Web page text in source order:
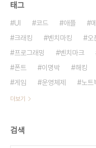
태그
UI 코드 애플
크래킹
벤치마킹 오
프로그래밍
벤치마크
폰트
이명박 해킹
게임
운영체제 노트
더보기
검색